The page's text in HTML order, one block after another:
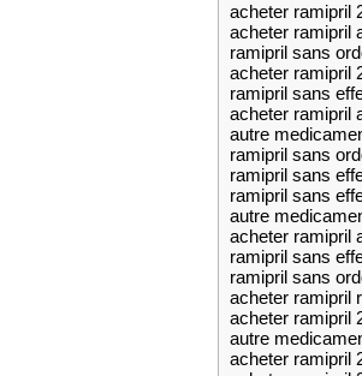
acheter ramipril
acheter ramipril
ramipril sans
acheter ramipril
ramipril sans
acheter ramipril
autre
ramipril sans
ramipril sans
ramipril sans
autre
acheter ramipril
ramipril sans
ramipril sans
acheter ramipril
acheter ramipril
autre
acheter ramipril